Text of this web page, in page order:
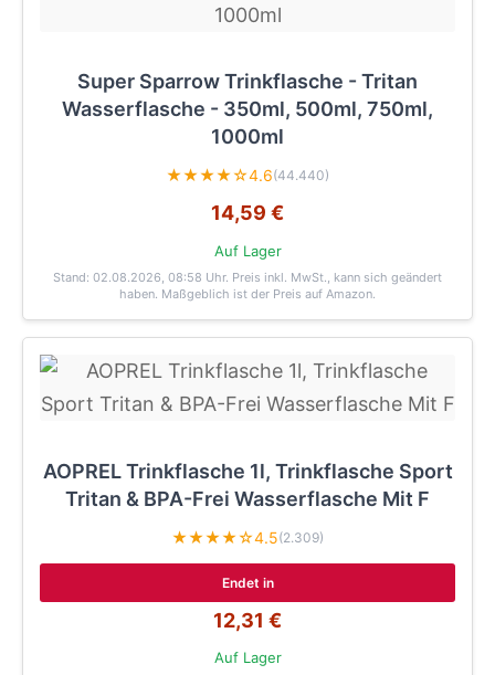
Super Sparrow Trinkflasche - Tritan
Wasserflasche - 350ml, 500ml, 750ml,
1000ml
★★★★☆4.6(44.440)
14,59 €
Auf Lager
Stand: 02.08.2026, 08:58 Uhr. Preis inkl. MwSt., kann sich geändert
haben. Maßgeblich ist der Preis auf Amazon.
AOPREL Trinkflasche 1l, Trinkflasche Sport
Tritan & BPA-Frei Wasserflasche Mit F
★★★★☆4.5(2.309)
Endet in
12,31 €
Auf Lager